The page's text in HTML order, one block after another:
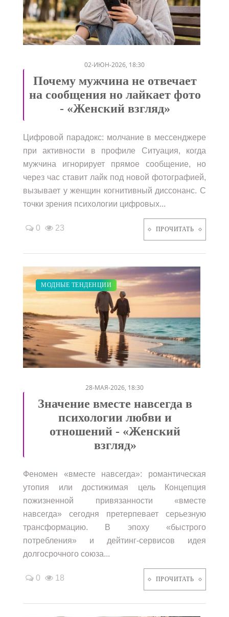
///
02-ИЮН-2026, 18:30
Почему мужчина не отвечает
на сообщения но лайкает фото
- «Женский взгляд»
Цифровой парадокс: молчание в мессенджере
при активности в профиле Ситуация, когда
мужчина игнорирует прямое сообщение, но
через час ставит лайк под новой фотографией,
вызывает у женщин когнитивный диссонанс. С
точки зрения психологии цифровых...
0 23 ПРОЧИТАТЬ
ЗАКУПКИ ПО МОДЕ
/
ДИЕТА
/
ПОКАЗЫ
/
СВАДЬБА
/
МОДНЫЕ ТЕНДЕНЦИИ
28-МАЯ-2026, 18:30
Значение вместе навсегда в
психологии любви и
отношений - «Женский
взгляд»
Феномен «вместе навсегда»: романтическая
утопия или достижимая цель Концепция
пожизненной привязанности «вместе
навсегда» сегодня претерпевает серьезную
трансформацию. В эпоху «быстрого
потребления» и дейтинг-сервисов идея
долгосрочного союза...
0 18 ПРОЧИТАТЬ